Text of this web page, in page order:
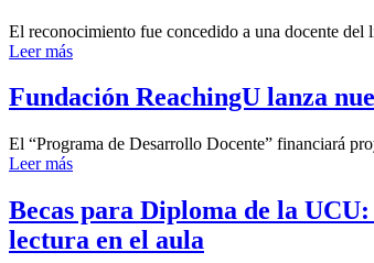
El reconocimiento fue concedido a una docente del
Leer más
Fundación ReachingU lanza
El “Programa de Desarrollo Docente” financiará
Leer más
Becas para Diploma de la
lectura en el aula